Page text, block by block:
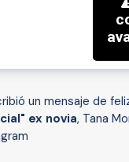
un mensaje de
ex novia, Tana